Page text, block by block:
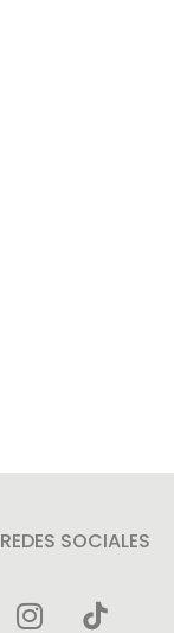
REDES SOCIALES